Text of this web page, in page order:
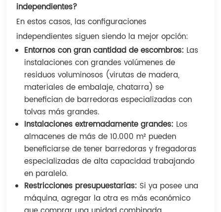
independientes?
En estos casos, las configuraciones
independientes siguen siendo la mejor opción:
Entornos con gran cantidad de escombros: Las
instalaciones con grandes volúmenes de
residuos voluminosos (virutas de madera,
materiales de embalaje, chatarra) se
benefician de barredoras especializadas con
tolvas más grandes.
Instalaciones extremadamente grandes: Los
almacenes de más de 10.000 m² pueden
beneficiarse de tener barredoras y fregadoras
especializadas de alta capacidad trabajando
en paralelo.
Restricciones presupuestarias: Si ya posee una
máquina, agregar la otra es más económico